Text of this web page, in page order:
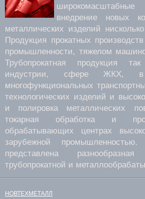
внедрение новых
металлических изделий
Продукция прокатных
промышленности, тяжелом
Трубопрокатная продукция
индустрии, сфере ЖКХ, в
многофункциональных
технологических изделий и
и полировка металлических
токарная обработка и
обрабатывающих центрах
зарубежной
представлена
трубопрокатной и
НОВТЕХМЕТАЛЛ